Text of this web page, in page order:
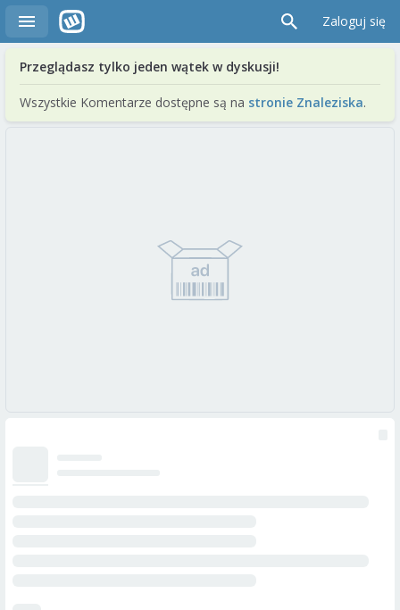
Zaloguj się
Przeglądasz tylko jeden wątek w dyskusji!
Wszystkie Komentarze dostępne są na stronie Znaleziska.